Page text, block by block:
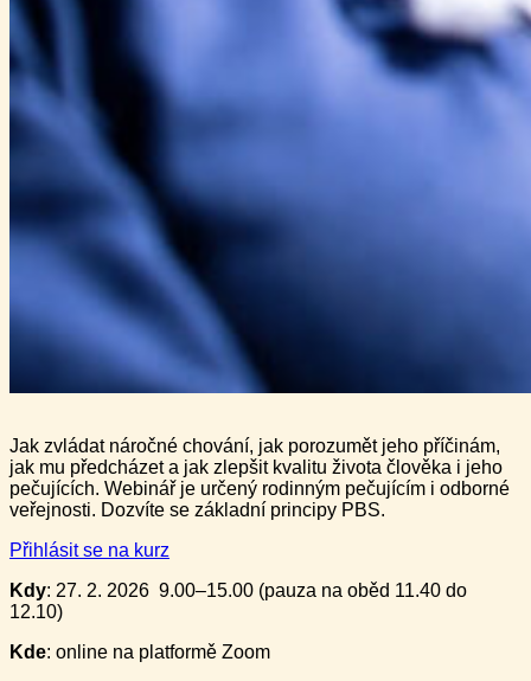
Jak zvládat náročné chování, jak porozumět jeho příčinám,
jak mu předcházet a jak zlepšit kvalitu života člověka i jeho
pečujících. Webinář je určený rodinným pečujícím i odborné
veřejnosti. Dozvíte se základní principy PBS.
Přihlásit se na kurz
Kdy: 27. 2. 2026 9.00–15.00 (pauza na oběd 11.40 do
12.10)
Kde: online na platformě Zoom